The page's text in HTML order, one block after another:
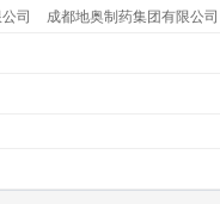
1ml:20mg:×10支
司
成都地奥制药集团有限公司